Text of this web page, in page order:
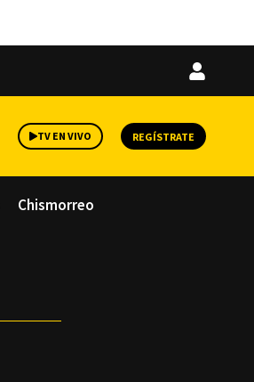
Iniciar
TV EN VIVO REGÍSTRATE
Chismorreo